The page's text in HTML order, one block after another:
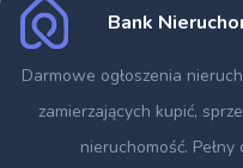
Bank
Darmowe ogłoszenia
zamierzających kupić,
nieruchomość.